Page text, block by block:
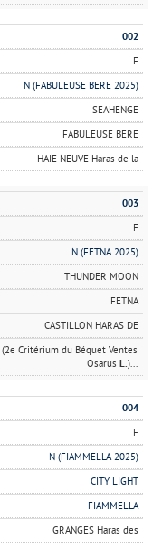
002
F
N (FABULEUSE BERE 2025)
SEAHENGE
FABULEUSE BERE
HAIE NEUVE Haras de la
003
F
N (FETNA 2025)
THUNDER MOON
FETNA
CASTILLON HARAS DE
(2e Critérium du Béquet Ventes
OsarusL.)...
004
F
N (FIAMMELLA 2025)
CITY LIGHT
FIAMMELLA
GRANGES Haras des